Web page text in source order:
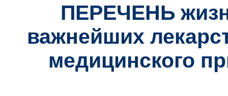
ПЕРЕЧЕНЬ
важнейших
медицинского